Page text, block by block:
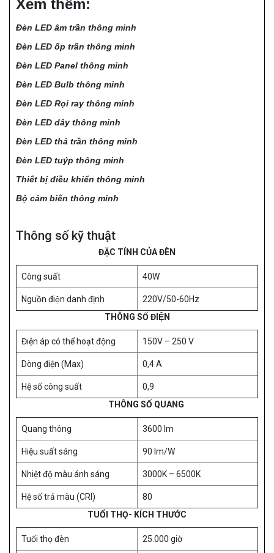
Xem thêm:
Đèn LED âm trần thông minh
Đèn LED ốp trần thông minh
Đèn LED Panel thông minh
Đèn LED Bulb thông minh
Đèn LED Rọi ray thông minh
Đèn LED dây thông minh
Đèn LED thả trần thông minh
Đèn LED tuýp thông minh
Thiết bị điều khiển thông minh
Bộ cảm biến thông minh
Thông số kỹ thuật
ĐẶC TÍNH CỦA ĐÈN
Công suất 40W
Nguồn điện danh định
220V/50-60Hz
THÔNG SỐ ĐIỆN
Điện áp có thể hoạt động 150V – 250 V
Dòng điện (Max) 0,4 A
Hệ số công suất
0,9
THÔNG SỐ QUANG
Quang thông 3600 lm
Hiệu suất sáng 90 lm/W
Nhiệt độ màu ánh sáng 3000K – 6500K
Hệ số trả màu (CRI)
80
TUỔI THỌ- KÍCH THƯỚC
Tuổi thọ đèn 25.000 giờ